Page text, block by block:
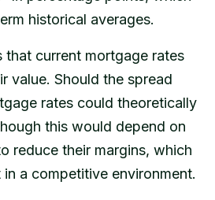
historical averages.
that current mortgage rates
value. Should the spread
rates could theoretically
this would depend on
reduce their margins, which
a competitive environment.